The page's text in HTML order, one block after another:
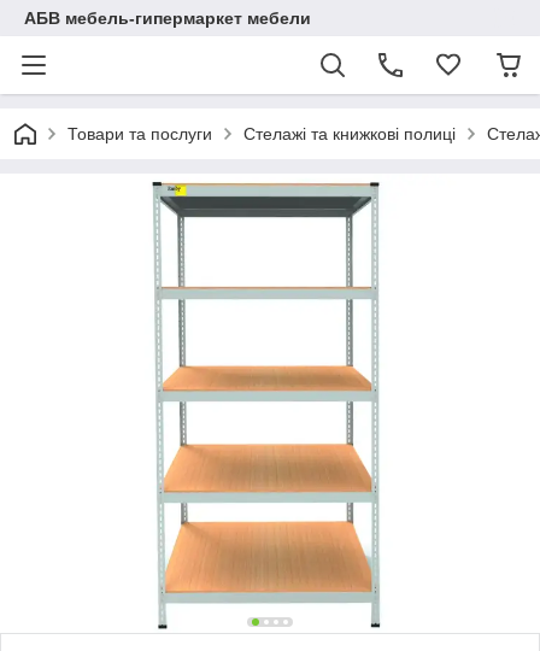
АБВ мебель-гипермаркет мебели
Товари та послуги Стелажі та книжкові полиці